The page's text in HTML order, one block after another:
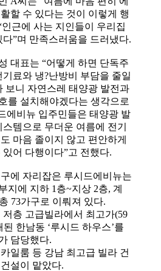
할 수 있다는 것이 이렇게 행
근에 사는 지인들이 우리집
”며 만족스러움을 드러냈다.
대표는 “어떻게 하면 단독주
료와 냉?난방비 부담을 줄일
보니 자연스레 태양광 발전과
를 설치해야겠다는 생각으로
에비뉴 입주민들은 태양광 발
템으로 무더운 여름에 전기
마음 졸이지 않고 편안하게
어 다행이다”고 전했다.
에 자리잡은 루시드에비뉴는
지에 지하 1층~지상 2층, 계
73가구로 이뤄져 있다.
저층 고급빌라에서 최고가(59
한남동 ‘루시드 하우스’를
담당했다.
일룸 등 강남 최고급 빌라 건
설이 맡았다.